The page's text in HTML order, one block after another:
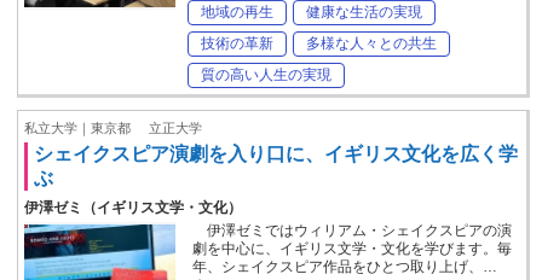
地域の再生
健康な生活の実現
技術の革新
多様な人々との共生
質の高い人生の実現
私立大学｜東京都 立正大学
シェイクスピア演劇を入り口に、イギリス文化を広く学
ぶ
伊澤ゼミ（イギリス文学・文化）
伊澤ゼミではウィリアム・シェイクスピアの演
劇を中心に、イギリス文学・文化を学びます。毎
年、シェイクスピア作品をひとつ取り上げ、…